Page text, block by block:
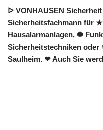
ᐅ VONHAUSEN
Sicherheitsfachmann für
Hausalarmanlagen, ✺
Sicherheitstechniken
Saulheim. ❤ Auch Sie